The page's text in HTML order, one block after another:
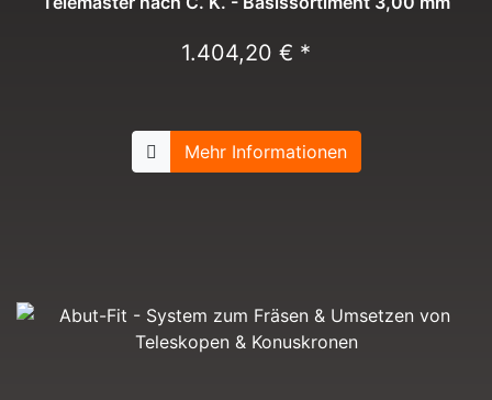
1.404,20 € *
Mehr Informationen